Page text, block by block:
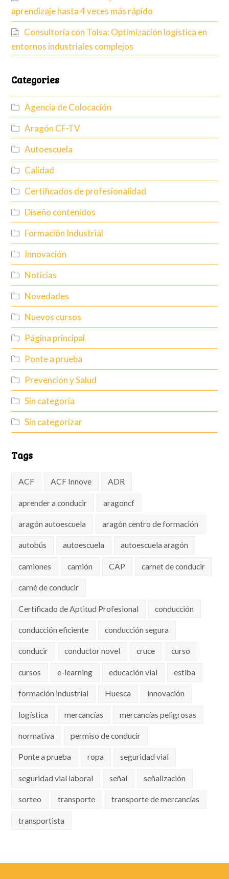
aprendizaje hasta 4 veces más rápido
Consultoría con Tolsa: Optimización logística en
entornos industriales complejos
Categories
Agencia de Colocación
Aragón CF-TV
Autoescuela
Calidad
Certificados de profesionalidad
Diseño contenidos
Formación Industrial
Innovación
Noticias
Novedades
Nuevos cursos
Página principal
Ponte a prueba
Prevención y Salud
Sin categoría
Sin categorizar
Tags
ACF ACF Innove ADR
aprender a conducir aragoncf
aragón autoescuela aragón centro de formación
autobús autoescuela autoescuela aragón
camiones camión CAP carnet de conducir
carné de conducir
Certificado de Aptitud Profesional conducción
conducción eficiente conducción segura
conducir conductor novel cruce curso
cursos e-learning educación vial estiba
formación industrial Huesca innovación
logística mercancías mercancías peligrosas
normativa permiso de conducir
Ponte a prueba ropa seguridad vial
seguridad vial laboral señal señalización
sorteo transporte transporte de mercancías
transportista